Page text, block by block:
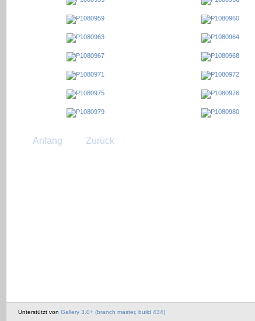
Anfang Zurück
Unterstützt von Gallery 3.0+ (branch master, build 434)